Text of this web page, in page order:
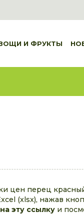
И ФРУКТЫ
цен перец
(xlsx), нажав
эту ссылку и